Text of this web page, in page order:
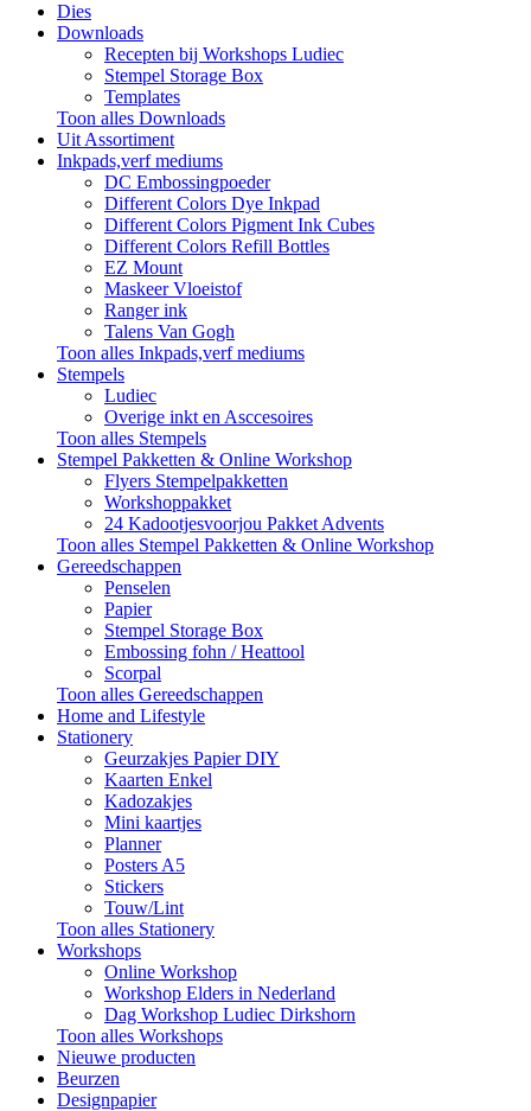
Dies
Downloads
Recepten bij Workshops Ludiec
Stempel Storage Box
Templates
Toon alles Downloads
Uit Assortiment
Inkpads,verf mediums
DC Embossingpoeder
Different Colors Dye Inkpad
Different Colors Pigment Ink Cubes
Different Colors Refill Bottles
EZ Mount
Maskeer Vloeistof
Ranger ink
Talens Van Gogh
Toon alles Inkpads,verf mediums
Stempels
Ludiec
Overige inkt en Asccesoires
Toon alles Stempels
Stempel Pakketten & Online Workshop
Flyers Stempelpakketten
Workshoppakket
24 Kadootjesvoorjou Pakket Advents
Toon alles Stempel Pakketten & Online Workshop
Gereedschappen
Penselen
Papier
Stempel Storage Box
Embossing fohn / Heattool
Scorpal
Toon alles Gereedschappen
Home and Lifestyle
Stationery
Geurzakjes Papier DIY
Kaarten Enkel
Kadozakjes
Mini kaartjes
Planner
Posters A5
Stickers
Touw/Lint
Toon alles Stationery
Workshops
Online Workshop
Workshop Elders in Nederland
Dag Workshop Ludiec Dirkshorn
Toon alles Workshops
Nieuwe producten
Beurzen
Designpapier